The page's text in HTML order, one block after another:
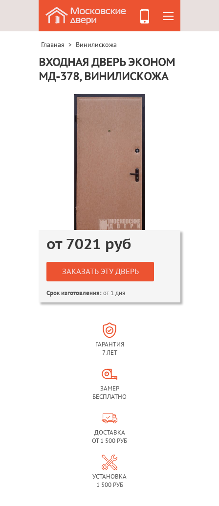
Главная > Винилискожа
ВХОДНАЯ ДВЕРЬ ЭКОНОМ
МД-378, ВИНИЛИСКОЖА
от 7021 руб
ЗАКАЗАТЬ ЭТУ ДВЕРЬ
Срок изготовления:от 1 дня
ГАРАНТИЯ
7 ЛЕТ
ЗАМЕР
БЕСПЛАТНО
ДОСТАВКА
ОТ 1 500 РУБ
УСТАНОВКА
1 500 РУБ